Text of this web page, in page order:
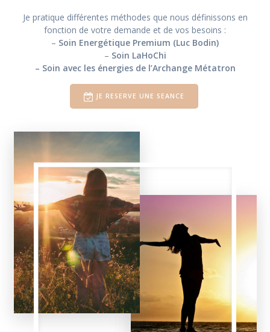
Je pratique différentes méthodes que nous définissons en
fonction de votre demande et de vos besoins :
– Soin Energétique Premium (Luc Bodin)
– Soin LaHoChi
– Soin avec les énergies de l’Archange Métatron
JE RESERVE UNE SEANCE